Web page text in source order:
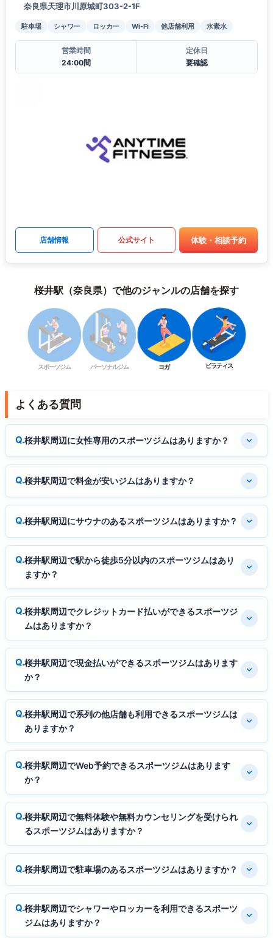
奈良県天理市川原城町303-2-1F
駐車場 シャワー ロッカー Wi-Fi 他店舗利用 水素水
営業時間
24:00間
定休日
要確認
店舗情報 公式サイト 体験・相談予約
桜井駅（奈良県）で他のジャンルの店舗を探す
スポーツジム パーソナルジム ヨガ ピラティス
よくある質問
桜井駅周辺に女性専用のスポーツジムはありますか？
桜井駅周辺で料金が安いジムはありますか？
桜井駅周辺にサウナのあるスポーツジムはありますか？
桜井駅周辺で駅から徒歩5分以内のスポーツジムはあり
ますか？
桜井駅周辺でクレジットカード払いができるスポーツジ
ムはありますか？
桜井駅周辺で現金払いができるスポーツジムはあります
か？
桜井駅周辺で系列の他店舗も利用できるスポーツジムは
ありますか？
桜井駅周辺でWeb予約できるスポーツジムはあります
か？
桜井駅周辺で無料体験や無料カウンセリングを受けられ
るスポーツジムはありますか？
桜井駅周辺で駐車場のあるスポーツジムはありますか？
桜井駅周辺でシャワーやロッカーを利用できるスポーツ
ジムはありますか？